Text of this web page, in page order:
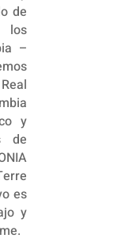
de
los
–
y
de
es
y